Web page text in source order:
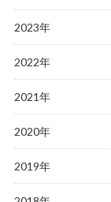
2023年
2022年
2021年
2020年
2019年